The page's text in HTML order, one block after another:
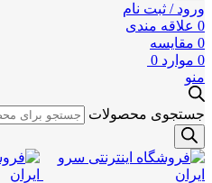
ورود / ثبت نام
0 علاقه مندی
0 مقایسه
0 موارد 0
منو
جستجوی محصولات